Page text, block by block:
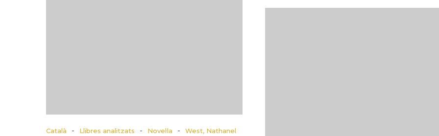
Català - Llibres analitzats - Novel·la -
West, Nathanel